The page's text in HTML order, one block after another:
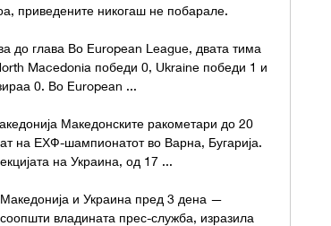
приведените никогаш не побарале.
до глава Во European League, двата тима
Macedonia победи 0, Ukraine победи 1 и
0. Во European ...
Македонските ракометари до 20
на ЕХФ-шампионатот во Варна, Бугарија.
на Украина, од 17 ...
и Украина пред 3 дена —
владината прес-служба, изразила